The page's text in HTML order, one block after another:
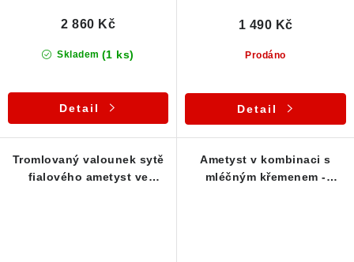
Skladem (1 ks)
2 860 Kč
Detail
Prodáno
1 490 Kč
Detail
Tromlovaný valounek sytě
fialového ametyst ve
Ametyst v kombinaci s
mléčným křemenem -